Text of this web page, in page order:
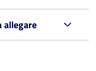
allegare